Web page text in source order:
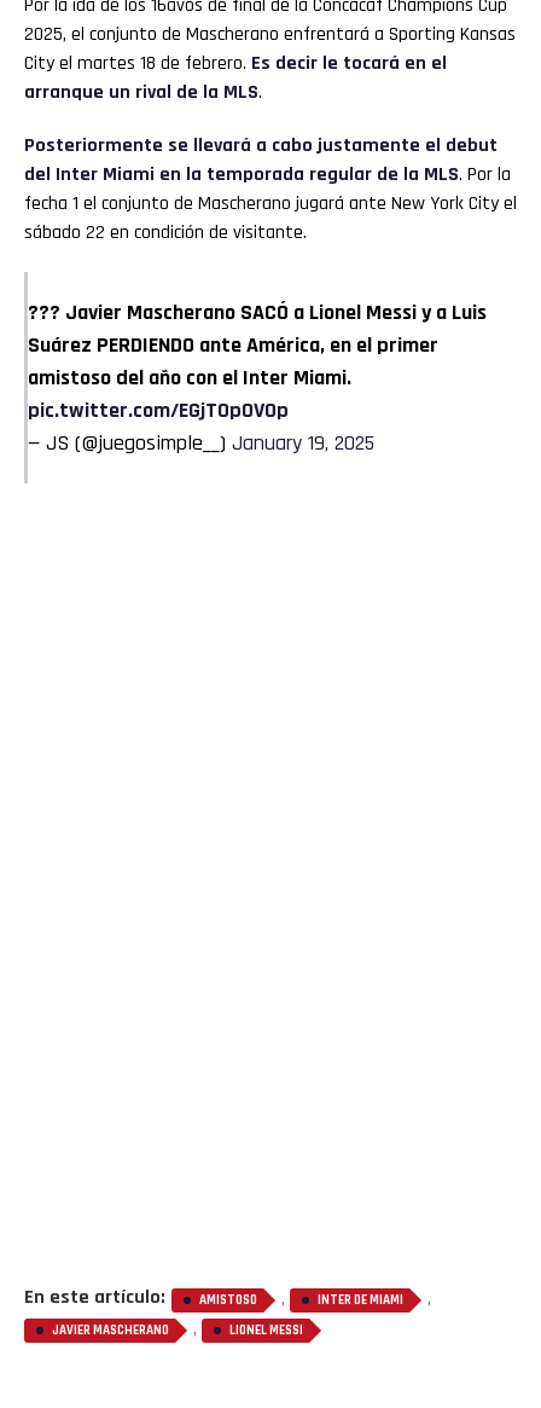
Por la ida de los 16avos de final de la Concacaf Champions Cup
2025, el conjunto de Mascherano enfrentará a Sporting Kansas
City el martes 18 de febrero. Es decir le tocará en el
arranque un rival de la MLS.
Posteriormente se llevará a cabo justamente el debut
del Inter Miami en la temporada regular de la MLS. Por la
fecha 1 el conjunto de Mascherano jugará ante New York City el
sábado 22 en condición de visitante.
??? Javier Mascherano SACÓ a Lionel Messi y a Luis
Suárez PERDIENDO ante América, en el primer
amistoso del año con el Inter Miami.
pic.twitter.com/EGjT0pOVOp
— JS (@juegosimple__) January 19, 2025
En este artículo: AMISTOSO , INTER DE MIAMI ,
JAVIER MASCHERANO , LIONEL MESSI